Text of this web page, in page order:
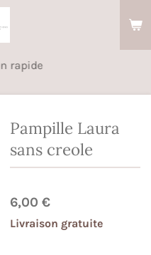
rapide
Pampille Laura
sans creole
6,00 €
Livraison gratuite